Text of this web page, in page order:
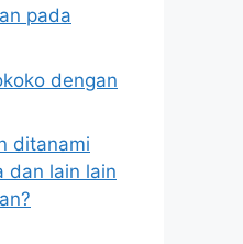
pada
dengan
ditanami
dan lain lain